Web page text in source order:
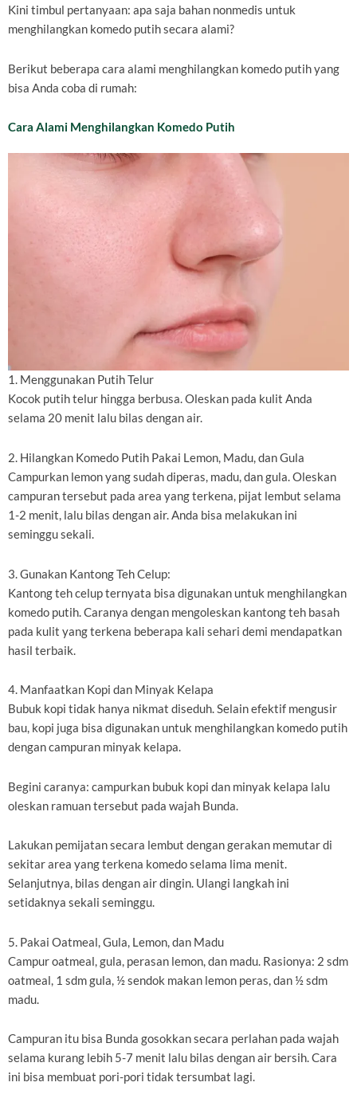
Kini timbul pertanyaan: apa saja bahan nonmedis untuk
menghilangkan komedo putih secara alami?
Berikut beberapa cara alami menghilangkan komedo putih yang
bisa Anda coba di rumah:
Cara Alami Menghilangkan Komedo Putih
1. Menggunakan Putih Telur
Kocok putih telur hingga berbusa. Oleskan pada kulit Anda
selama 20 menit lalu bilas dengan air.
2. Hilangkan Komedo Putih Pakai Lemon, Madu, dan Gula
Campurkan lemon yang sudah diperas, madu, dan gula. Oleskan
campuran tersebut pada area yang terkena, pijat lembut selama
1-2 menit, lalu bilas dengan air. Anda bisa melakukan ini
seminggu sekali.
3. Gunakan Kantong Teh Celup:
Kantong teh celup ternyata bisa digunakan untuk menghilangkan
komedo putih. Caranya dengan mengoleskan kantong teh basah
pada kulit yang terkena beberapa kali sehari demi mendapatkan
hasil terbaik.
4. Manfaatkan Kopi dan Minyak Kelapa
Bubuk kopi tidak hanya nikmat diseduh. Selain efektif mengusir
bau, kopi juga bisa digunakan untuk menghilangkan komedo putih
dengan campuran minyak kelapa.
Begini caranya: campurkan bubuk kopi dan minyak kelapa lalu
oleskan ramuan tersebut pada wajah Bunda.
Lakukan pemijatan secara lembut dengan gerakan memutar di
sekitar area yang terkena komedo selama lima menit.
Selanjutnya, bilas dengan air dingin. Ulangi langkah ini
setidaknya sekali seminggu.
5. Pakai Oatmeal, Gula, Lemon, dan Madu
Campur oatmeal, gula, perasan lemon, dan madu. Rasionya: 2 sdm
oatmeal, 1 sdm gula, ½ sendok makan lemon peras, dan ½ sdm
madu.
Campuran itu bisa Bunda gosokkan secara perlahan pada wajah
selama kurang lebih 5-7 menit lalu bilas dengan air bersih. Cara
ini bisa membuat pori-pori tidak tersumbat lagi.